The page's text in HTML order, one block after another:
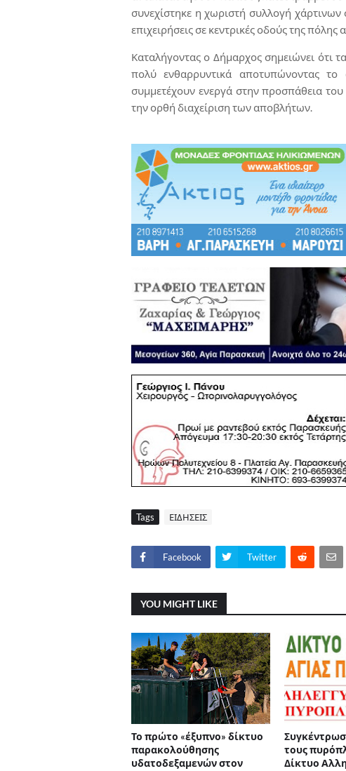
συνεχίστηκε η χωριστή συλλογή
επιχειρήσεις σε κεντρικές οδούς της
Καταλήγοντας ο Δήμαρχος σημειώνει ότι
πολύ ενθαρρυντικά αποτυπώνοντας το
συμμετέχουν ενεργά στην προσπάθεια
την ορθή διαχείριση των αποβλήτων.
Tags ΕΙΔΗΣΕΙΣ
Facebook Twitter
YOU MIGHT LIKE
Το πρώτο «έξυπνο» δίκτυο
παρακολούθησης
υδατοδεξαμενών στον
τους
Δίκτυο